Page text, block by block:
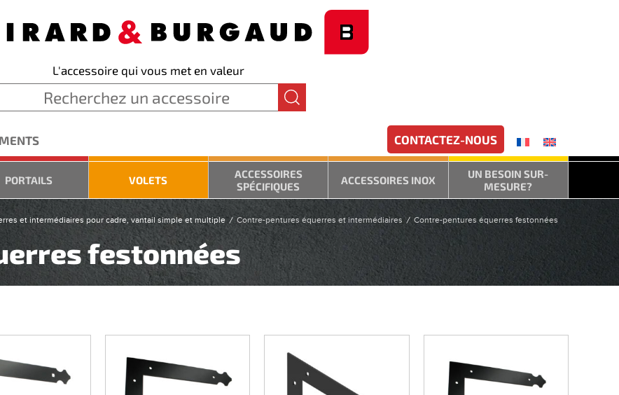
L'accessoire qui vous met en valeur
CONTACTEZ-NOUS
PORTAILS VOLETS
ACCESSOIRES
SPÉCIFIQUES
ACCESSOIRES INOX
UN BESOIN SUR-
MESURE?
et intermédiaires pour cadre, vantail simple et multiple Contre-pentures équerres et intermédiaires Contre-pentures équerres festonnées
festonnées